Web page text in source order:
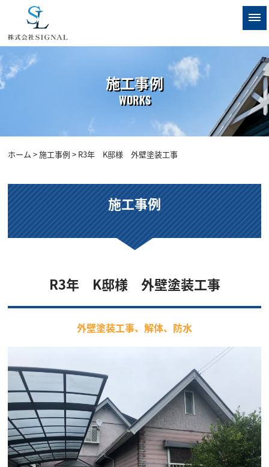
施工事例
WORKS
ホーム >施工事例 > R3年 K邸様 外壁塗装工事
施工事例
R3年 K邸様 外壁塗装工事
外壁塗装工事、解体、防水